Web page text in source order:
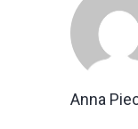
Anna